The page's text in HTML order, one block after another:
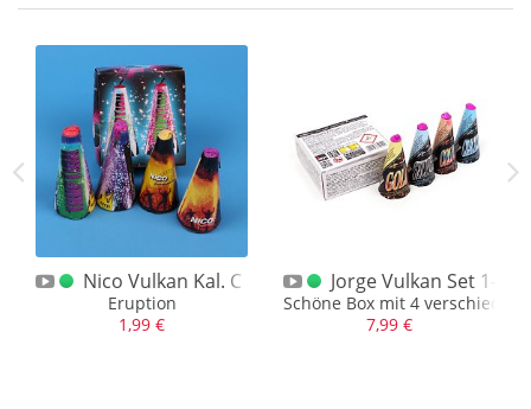
10
NEM, Silber/Blau
Nico Vulkan Kal. C Eruption
Eruption
1,99 €
Jorge Vulkan Set 1-4
Schöne Box mit 4
7,99 €